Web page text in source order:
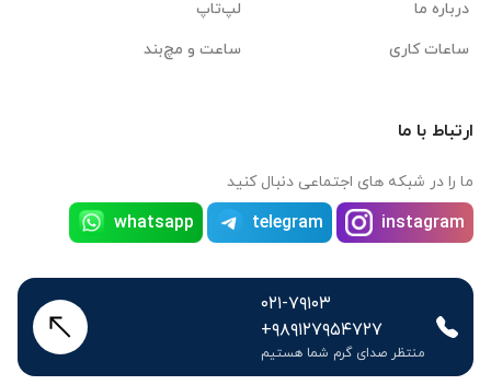
درباره ما
ساعات کاری
لپ‌تاپ
ساعت و مچ‌بند
ارتباط با ما
ما را در شبکه های اجتماعی دنبال کنید
instagram
telegram
whatsapp
۰۲۱-۷۹۱۰۳
+۹۸۹۱۲۷۹۵۴۷۲۷
منتظر صدای گرم شما هستیم